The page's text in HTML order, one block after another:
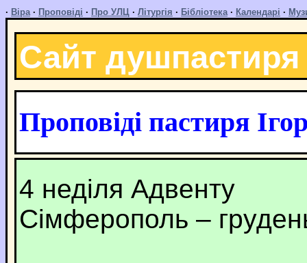
· Віра· Проповіді · Про УЛЦ · Літургія · Бібліотека· Календарі ·
Сайт
Проповіді пастиря
4 неділя Адвенту
Сімферополь –